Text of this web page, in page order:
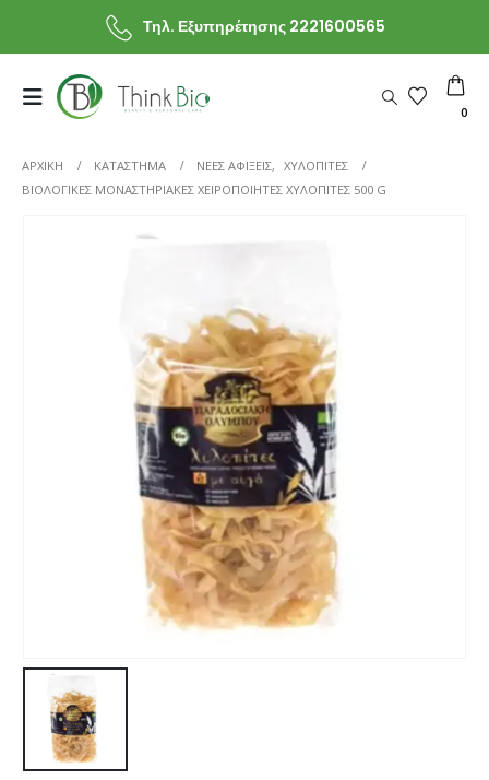
Τηλ. Εξυπηρέτησης 2221600565
0
ΑΡΧΙΚΗ ΚΑΤΆΣΤΗΜΑ ΝΕΕΣ ΑΦΙΞΕΙΣ, ΧΥΛΟΠΙΤΕΣ
ΒΙΟΛΟΓΙΚΈΣ ΜΟΝΑΣΤΗΡΙΑΚΈΣ ΧΕΙΡΟΠΟΊΗΤΕΣ ΧΥΛΟΠΊΤΕΣ 500 G